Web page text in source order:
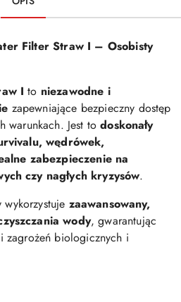
Filter Straw I – Osobisty
I to niezawodne i
zapewniające bezpieczny dostęp
warunkach. Jest todoskonały
wędrówek,
zabezpieczenie na
czy nagłych kryzysów.
wykorzystuje zaawansowany,
wody, gwarantując
zagrożeń biologicznych i